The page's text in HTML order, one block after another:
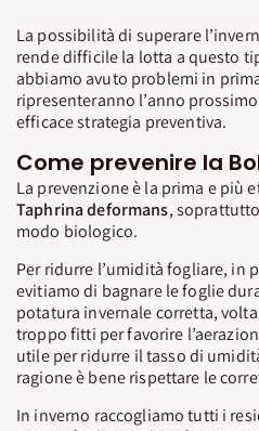
La possibilità di superare
rende difficile la lotta a questo
abbiamo avuto problemi in
ripresenteranno l’anno
efficace strategia preventiva.
Come prevenire la
La prevenzione è la prima e più
Taphrina deformans,
modo biologico.
Per ridurre l’umidità fogliare, in
evitiamo di bagnare le foglie
potatura invernale corretta,
troppo fitti per favorire
utile per ridurre il tasso di
ragione è bene rispettare le
In inverno raccogliamo tutti i